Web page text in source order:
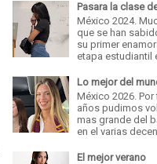
Pasara la clase
México 2024.
que se han
su primer
etapa estudiantil
Lo mejor del
México 2026.
años pudimos
mas grande del
en el varias
El mejor verano